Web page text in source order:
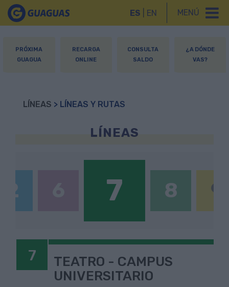
MENÚ
ES EN
PRÓXIMA
GUAGUA
RECARGA
ONLINE
CONSULTA
SALDO
¿A DÓNDE
VAS?
LÍNEAS > LÍNEAS Y RUTAS
LÍNEAS
2 7 8 9
7
TEATRO - CAMPUS
UNIVERSITARIO